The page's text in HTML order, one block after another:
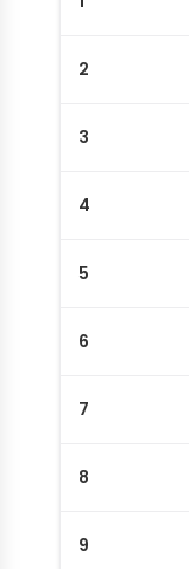
2
3
4
5
6
7
8
9